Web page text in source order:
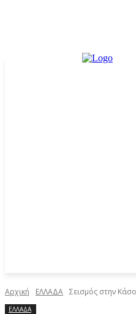
Αρχική ΕΛΛΑΔΑ Σεισμός στην
ΕΛΛΑΔΑ